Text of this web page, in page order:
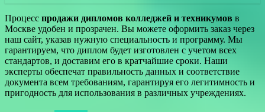
Процесс продажи дипломов колледжей и техникумов в
Москве удобен и прозрачен. Вы можете оформить заказ через
наш сайт, указав нужную специальность и программу. Мы
гарантируем, что диплом будет изготовлен с учетом всех
стандартов, и доставим его в кратчайшие сроки. Наши
эксперты обеспечат правильность данных и соответствие
документа всем требованиям, гарантируя его легитимность и
пригодность для использования в различных учреждениях.